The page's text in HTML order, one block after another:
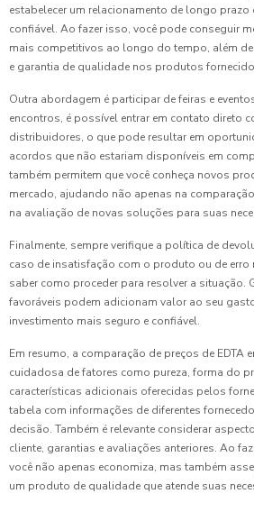
estabelecer um relacionamento de longo prazo
confiável. Ao fazer isso, você pode conseguir
mais competitivos ao longo do tempo, além
e garantia de qualidade nos produtos
Outra abordagem é participar de feiras e
encontros, é possível entrar em contato direto
distribuidores, o que pode resultar em
acordos que não estariam disponíveis em
também permitem que você conheça novos
mercado, ajudando não apenas na
na avaliação de novas soluções para suas
Finalmente, sempre verifique a política de
caso de insatisfação com o produto ou de erro
saber como proceder para resolver a situação.
favoráveis podem adicionam valor ao seu
investimento mais seguro e confiável.
Em resumo, a comparação de preços de EDTA
cuidadosa de fatores como pureza, forma do
características adicionais oferecidas pelos
tabela com informações de diferentes
decisão. Também é relevante considerar
cliente, garantias e avaliações anteriores. Ao
você não apenas economiza, mas também
um produto de qualidade que atende suas